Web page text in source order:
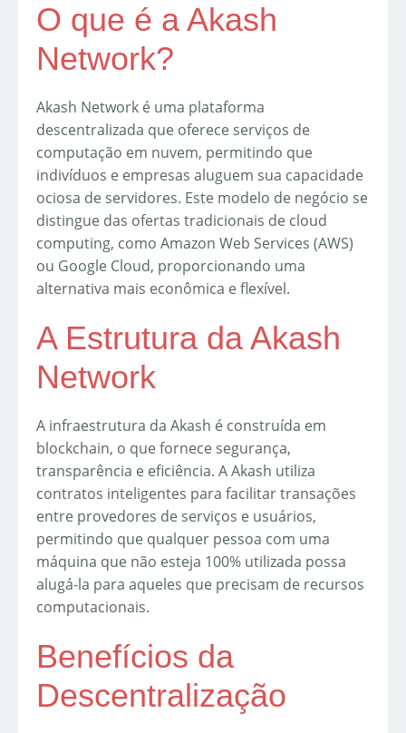
O que é a Akash
Network?
Akash Network é uma plataforma
descentralizada que oferece serviços de
computação em nuvem, permitindo que
indivíduos e empresas aluguem sua capacidade
ociosa de servidores. Este modelo de negócio se
distingue das ofertas tradicionais de cloud
computing, como Amazon Web Services (AWS)
ou Google Cloud, proporcionando uma
alternativa mais econômica e flexível.
A Estrutura da Akash
Network
A infraestrutura da Akash é construída em
blockchain, o que fornece segurança,
transparência e eficiência. A Akash utiliza
contratos inteligentes para facilitar transações
entre provedores de serviços e usuários,
permitindo que qualquer pessoa com uma
máquina que não esteja 100% utilizada possa
alugá-la para aqueles que precisam de recursos
computacionais.
Benefícios da
Descentralização